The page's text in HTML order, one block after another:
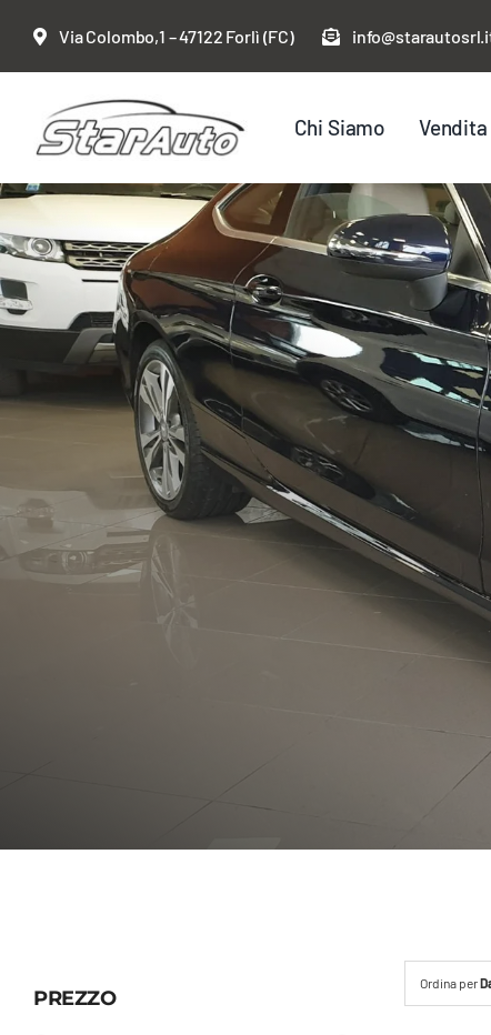
Via Colombo,1 – 47122 Forlì (FC)
Chi Siamo
PREZZO
Ordina per